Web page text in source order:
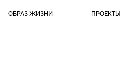
ОБРАЗ ЖИЗНИ ПРОЕКТЫ